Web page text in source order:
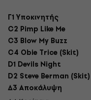
Γ1 Υποκινητής
C2 Pimp Like Me
C3 Blow My Buzz
C4 Obie Trice (Skit)
D1 Devils Night
D2 Steve Berman (Skit)
Δ3 Αποκάλυψη